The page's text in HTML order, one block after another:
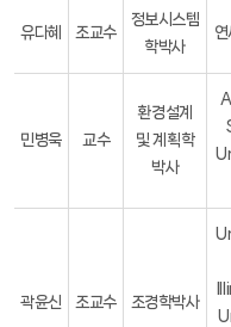
유다혜 조교수
정보시스템
학박사
민병욱 교수
환경설계
및 계획학
박사
곽윤신 조교수 조경학박사